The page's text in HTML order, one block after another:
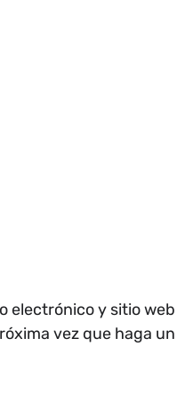
electrónico y sitio web
vez que haga un